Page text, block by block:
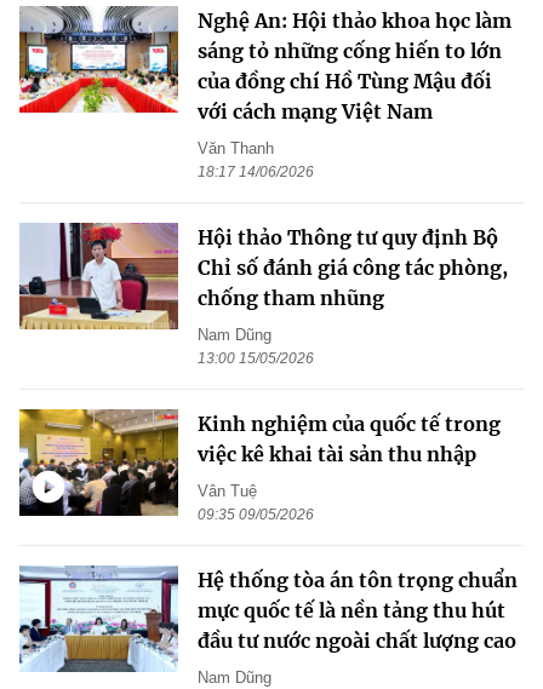
Nghệ An: Hội thảo khoa học làm
sáng tỏ những cống hiến to lớn
của đồng chí Hồ Tùng Mậu đối
với cách mạng Việt Nam
Văn Thanh
18:17 14/06/2026
Hội thảo Thông tư quy định Bộ
Chỉ số đánh giá công tác phòng,
chống tham nhũng
Nam Dũng
13:00 15/05/2026
Kinh nghiệm của quốc tế trong
việc kê khai tài sản thu nhập
Vân Tuệ
09:35 09/05/2026
Hệ thống tòa án tôn trọng chuẩn
mực quốc tế là nền tảng thu hút
đầu tư nước ngoài chất lượng cao
Nam Dũng